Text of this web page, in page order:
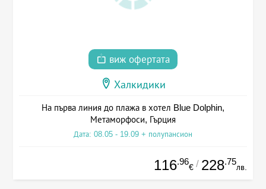
виж офертата
Халкидики
На първа линия до плажа в хотел Blue Dolphin,
Метаморфоси, Гърция
Дата: 08.05 - 19.09 + полупансион
116.96
€ / 228.75
лв.